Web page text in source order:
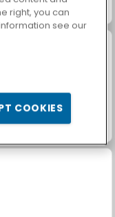
Rummy World
right, you can
see our
COOKIES